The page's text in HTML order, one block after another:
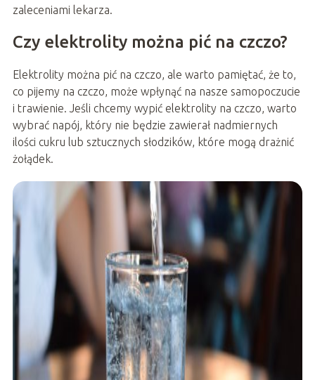
zaleceniami lekarza.
Czy elektrolity można pić na czczo?
Elektrolity można pić na czczo, ale warto pamiętać, że to,
co pijemy na czczo, może wpłynąć na nasze samopoczucie
i trawienie. Jeśli chcemy wypić elektrolity na czczo, warto
wybrać napój, który nie będzie zawierał nadmiernych
ilości cukru lub sztucznych słodzików, które mogą drażnić
żołądek.